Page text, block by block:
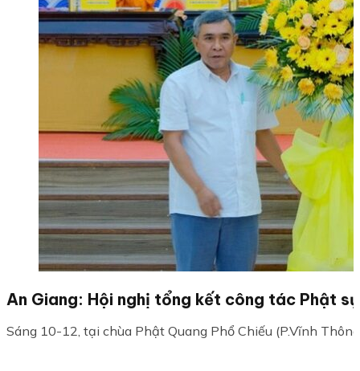
An Giang: Hội nghị tổng kết công tác Phật
Sáng 10-12, tại chùa Phật Quang Phổ Chiếu (P.Vĩnh